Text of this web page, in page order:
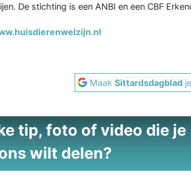
De stichting is een ANBI en een CBF
MaakSittardsdagblad
tip, foto of video die je
wilt delen?